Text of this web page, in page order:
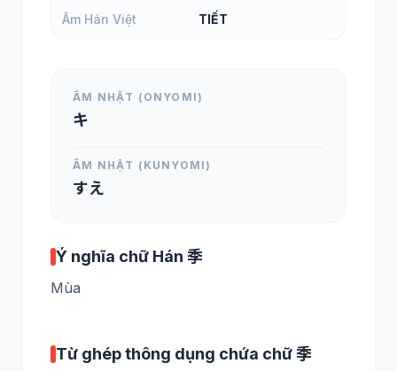
Âm Hán Việt TIẾT
ÂM NHẬT (ONYOMI)
キ
ÂM NHẬT (KUNYOMI)
すえ
Ý nghĩa chữ Hán 季
Mùa
Từ ghép thông dụng chứa chữ 季